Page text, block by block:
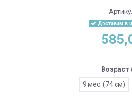
Доставим в
Возраст
9 мес. (74 см)